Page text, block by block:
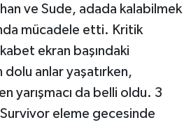
ve Sude, adada kalabilmek
mücadele etti. Kritik
ekran başındaki
anlar yaşatırken,
yarışmacı da belli oldu. 3
eleme gecesinde